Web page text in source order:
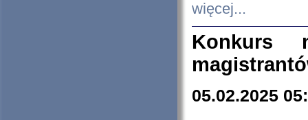
więcej...
Konkurs
05.02.2025